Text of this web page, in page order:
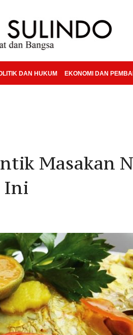
DAN HUKUM EKONOMI DAN
Masakan
Ini